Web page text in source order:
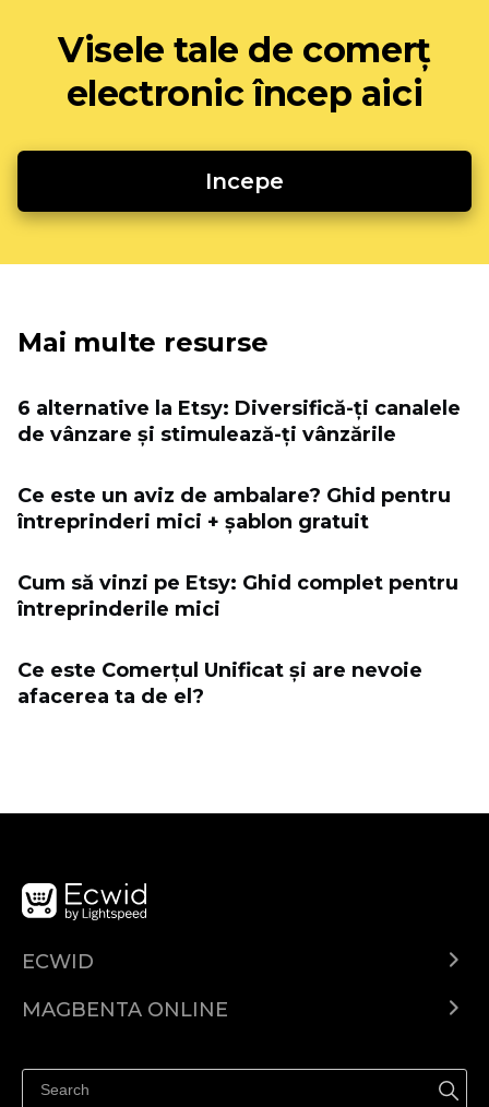
Visele tale de comerț
electronic încep aici
Incepe
Mai multe resurse
6 alternative la Etsy: Diversifică-ți canalele
de vânzare și stimulează-ți vânzările
Ce este un aviz de ambalare? Ghid pentru
întreprinderi mici + șablon gratuit
Cum să vinzi pe Etsy: Ghid complet pentru
întreprinderile mici
Ce este Comerțul Unificat și are nevoie
afacerea ta de el?
ECWID
Help center
MAGBENTA ONLINE
Ibenta sa Facebook